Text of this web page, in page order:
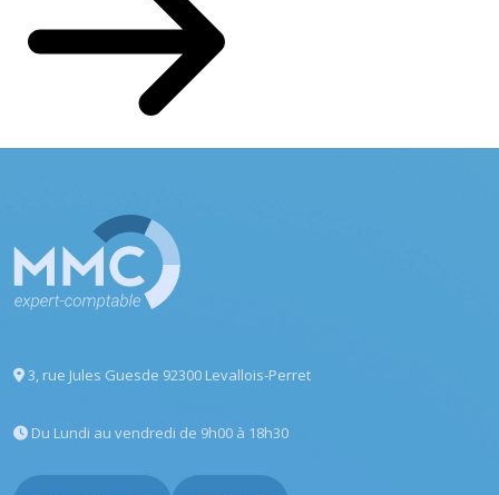
3, rue Jules Guesde 92300 Levallois-Perret
Du Lundi au vendredi de 9h00 à 18h30